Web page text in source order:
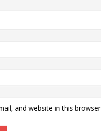
and website in this